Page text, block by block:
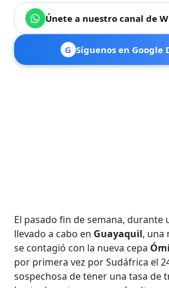
Únete a nuestro canal de
G Síguenos en Google
El pasado fin de semana, durante
llevado a cabo en Guayaquil, una
se contagió con la nueva cepa
por primera vez por Sudáfrica el
sospechosa de tener una tasa de